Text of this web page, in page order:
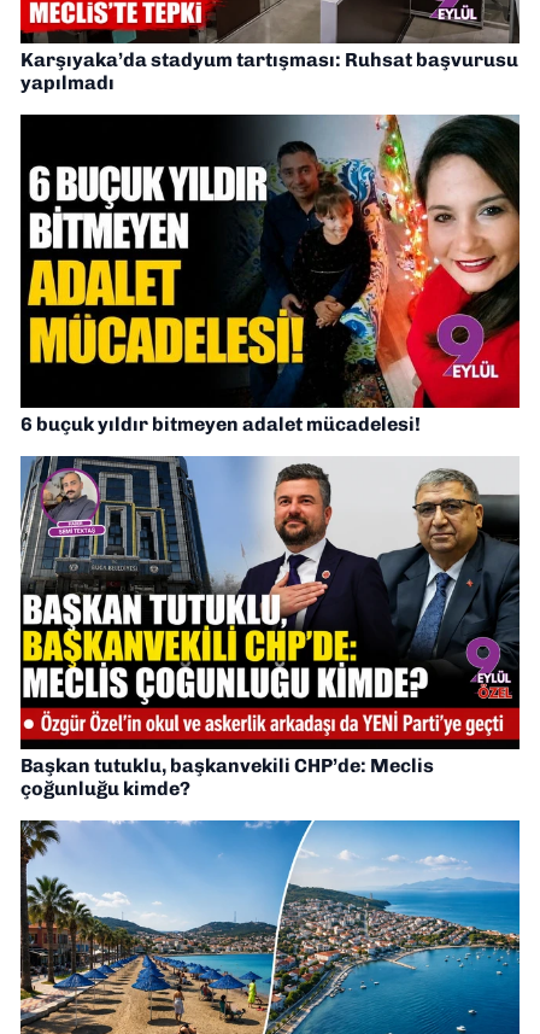
Karşıyaka’da stadyum tartışması: Ruhsat başvurusu
yapılmadı
6 buçuk yıldır bitmeyen adalet mücadelesi!
Başkan tutuklu, başkanvekili CHP’de: Meclis
çoğunluğu kimde?